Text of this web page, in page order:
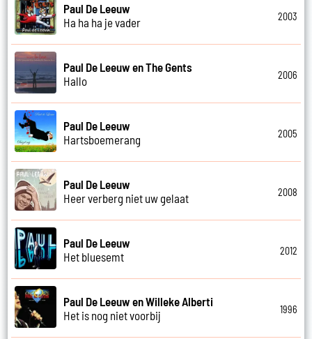
Paul De Leeuw
Ha ha ha je vader
2003
Paul De Leeuw en The Gents
Hallo
2006
Paul De Leeuw
Hartsboemerang
2005
Paul De Leeuw
Heer verberg niet uw gelaat
2008
Paul De Leeuw
Het bluesemt
2012
Paul De Leeuw en Willeke Alberti
Het is nog niet voorbij
1996